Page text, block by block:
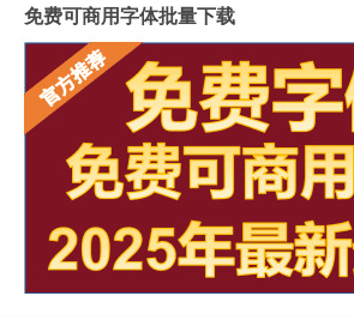
免费可商用字体批量下载